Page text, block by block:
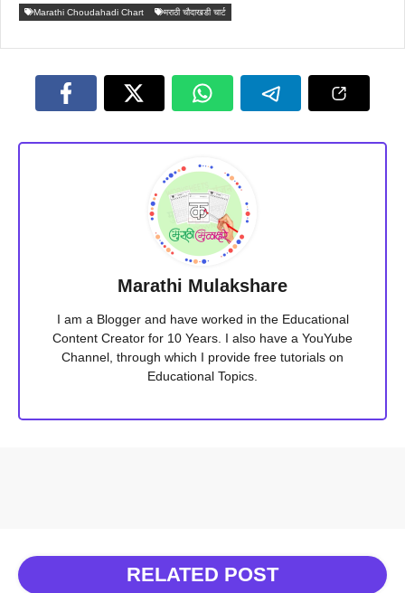
Marathi Choudahadi Chart मराठी चौदाखडी चार्ट
Marathi Mulakshare
I am a Blogger and have worked in the Educational
Content Creator for 10 Years. I also have a YouYube
Channel, through which I provide free tutorials on
Educational Topics.
RELATED POST